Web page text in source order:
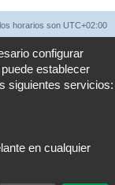
horarios son UTC+02:00
Limitedconfigurar
establecer
siguientes servicios:
en cualquier